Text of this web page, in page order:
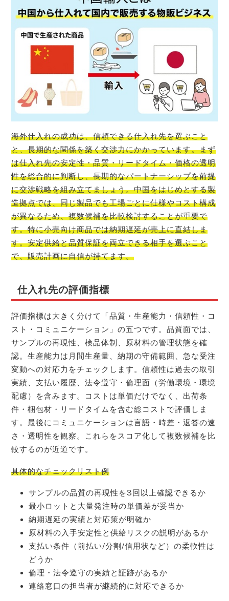
海外仕入れの成功は、信頼できる仕入れ先を選ぶこと
と、長期的な関係を築く交渉力にかかっています。まず
は仕入れ先の安定性・品質・リードタイム・価格の透明
性を総合的に判断し、長期的なパートナーシップを前提
に交渉戦略を組み立てましょう。中国をはじめとする製
造拠点では、同じ製品でも工場ごとに仕様やコスト構成
が異なるため、複数候補を比較検討することが重要で
す。特に小売向け商品では納期遅延が売上に直結しま
す。安定供給と品質保証を両立できる相手を選ぶこと
で、販売計画に自信が持てます。
仕入れ先の評価指標
評価指標は大きく分けて「品質・生産能力・信頼性・コ
スト・コミュニケーション」の五つです。品質面では、
サンプルの再現性、検品体制、原材料の管理状態を確
認。生産能力は月間生産量、納期の守備範囲、急な受注
変動への対応力をチェックします。信頼性は過去の取引
実績、支払い履歴、法令遵守・倫理面（労働環境・環境
配慮）を含みます。コストは単価だけでなく、出荷条
件・梱包材・リードタイムを含む総コストで評価しま
す。最後にコミュニケーションは言語・時差・返答の速
さ・透明性を観察。これらをスコア化して複数候補を比
較するのが近道です。
具体的なチェックリスト例
サンプルの品質の再現性を3回以上確認できるか
最小ロットと大量発注時の単価差が妥当か
納期遅延の実績と対応策が明確か
原材料の入手安定性と供給リスクの説明があるか
支払い条件（前払い/分割/信用状など）の柔軟性は
どうか
倫理・法令遵守の実績と証跡があるか
連絡窓口の担当者が継続的に対応できるか